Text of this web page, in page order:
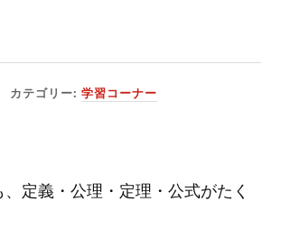
カテゴリー:学習コーナー
定義・公理・定理・公式がたく